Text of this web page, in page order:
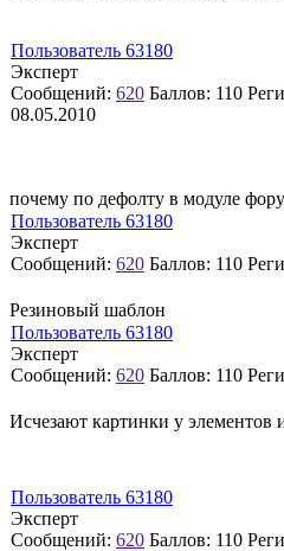
Пользователь 63180
Эксперт
Сообщений: 620 Баллов: 110
08.05.2010
почему по дефолту в модуле
Пользователь 63180
Эксперт
Сообщений: 620 Баллов: 110
Резиновый шаблон
Пользователь 63180
Эксперт
Сообщений: 620 Баллов: 110
Исчезают картинки у элементов
Пользователь 63180
Эксперт
Сообщений: 620 Баллов: 110